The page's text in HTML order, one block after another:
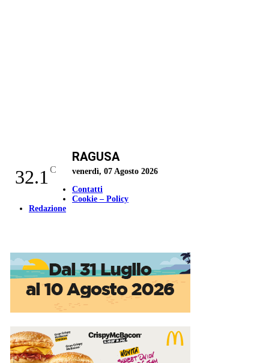
32.1 C
RAGUSA
venerdì, 07 Agosto 2026
Contatti
Cookie – Policy
Redazione